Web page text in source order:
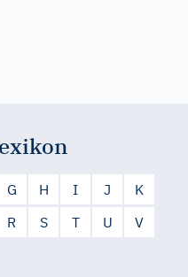
G H I J
K
R S T U
V